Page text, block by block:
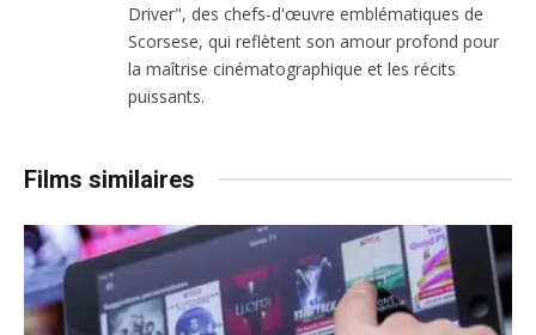
Driver", des chefs-d'œuvre emblématiques de
Scorsese, qui reflètent son amour profond pour
la maîtrise cinématographique et les récits
puissants.
Films similaires